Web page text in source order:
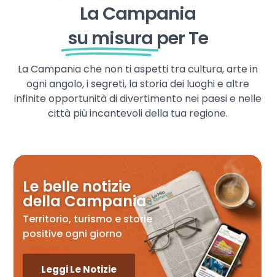
La Campania
su misura per Te
La Campania che non ti aspetti tra cultura, arte in
ogni angolo, i segreti, la storia dei luoghi e altre
infinite opportunità di divertimento nei paesi e nelle
città più incantevoli della tua regione.
Le belle notizie
della Campania
Territorio, turismo e storie
positive ogni giorno
Leggi Le Notizie